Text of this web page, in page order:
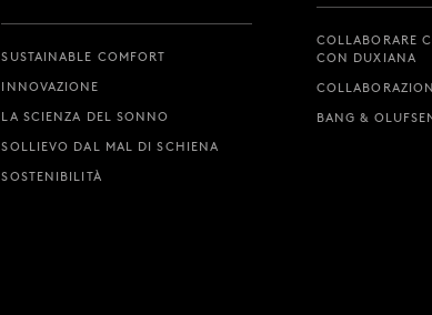
SUSTAINABLE COMFORT
INNOVAZIONE
LA SCIENZA DEL SONNO
SOLLIEVO DAL MAL DI SCHIENA
SOSTENIBILITÀ
COLLABORARE
CON DUXIANA
BANG &